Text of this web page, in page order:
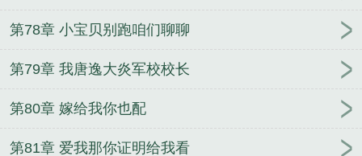
第78章 小宝贝别跑咱们聊聊
第79章 我唐逸大炎军校校长
第80章 嫁给我你也配
第81章 爱我那你证明给我看